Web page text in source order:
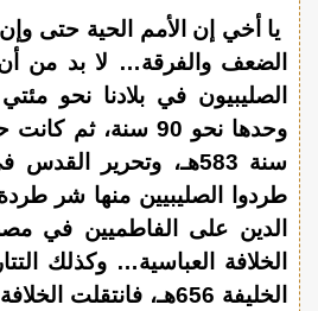
يا أخي إن الأمم الحية حتى
الضعف والفرقة… لا بد من
الصليبيون في بلادنا نحو
وحدها نحو 90 سنة،
طردوا الصليبيين منها شر
الدين على الفاطميين في
الخلافة العباسية… وكذلك
الخليفة 656هـ،